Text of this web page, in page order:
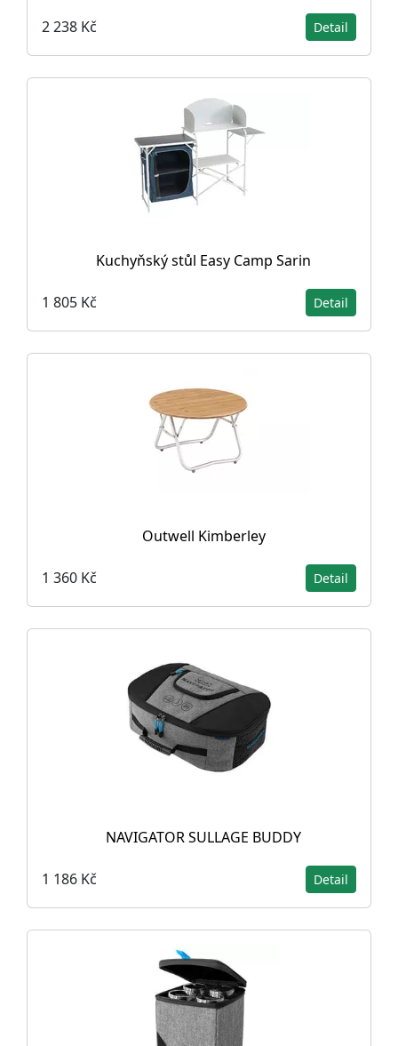
2 238 Kč Detail
Kuchyňský stůl Easy Camp Sarin
1 805 Kč Detail
Outwell Kimberley
1 360 Kč Detail
NAVIGATOR SULLAGE BUDDY
1 186 Kč Detail